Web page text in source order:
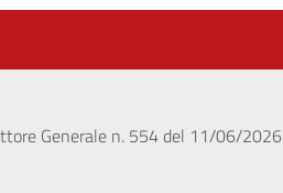
Generale n. 554 del 11/06/2026